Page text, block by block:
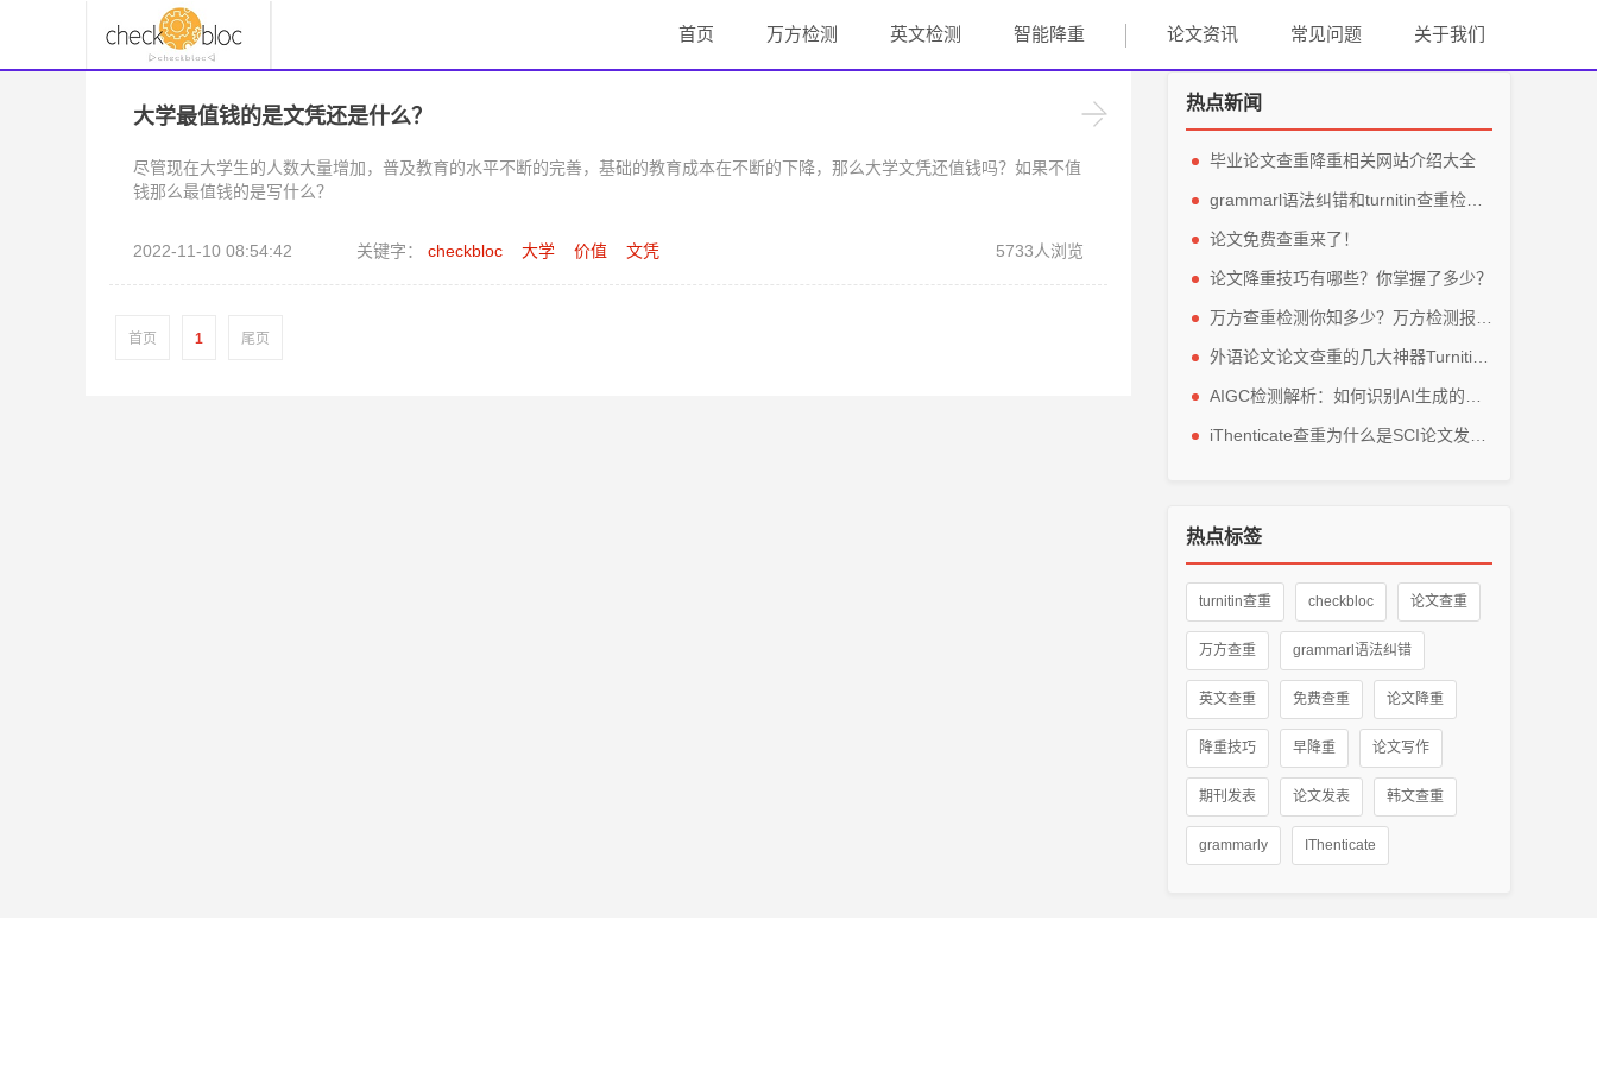
首页 万方检测 英文检测 智能降重 论文资讯 常见问题 关于我们
大学最值钱的是文凭还是什么？
尽管现在大学生的人数大量增加，普及教育的水平不断的完善，基础的教育成本在不断的下降，那么大学文凭还值钱吗？如果不值
钱那么最值钱的是写什么？
2022-11-10 08:54:42 关键字： checkbloc 大学 价值 文凭 5733人浏览
首页 1 尾页
热点新闻
毕业论文查重降重相关网站介绍大全
论文免费查重来了！
论文降重技巧有哪些？你掌握了多少？
热点标签
turnitin查重 checkbloc 论文查重
万方查重 grammarl语法纠错
英文查重 免费查重 论文降重
降重技巧 早降重 论文写作
期刊发表 论文发表 韩文查重
grammarly IThenticate